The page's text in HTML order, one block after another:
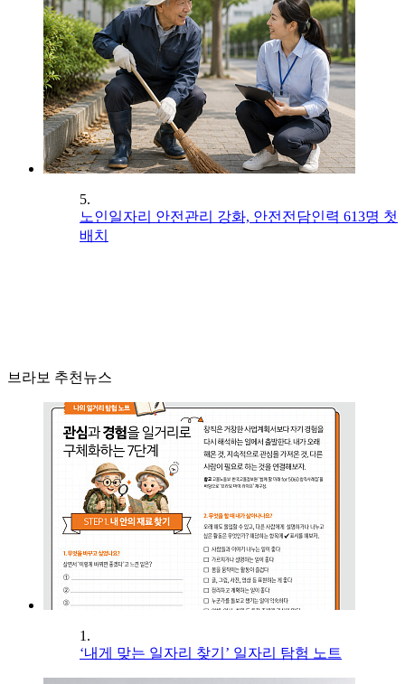
5.
노인일자리 안전관리 강화, 안전전담인력 613명 첫
배치
브라보 추천뉴스
1.
‘내게 맞는 일자리 찾기’ 일자리 탐험 노트